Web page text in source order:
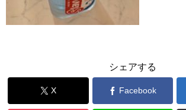
シェアする
X Facebook